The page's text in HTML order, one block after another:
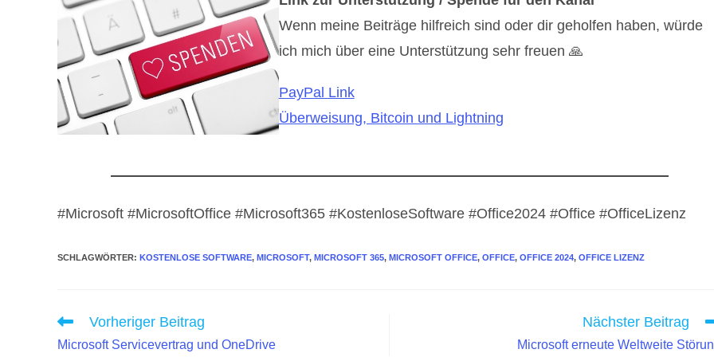
Wenn meine Beiträge hilfreich sind oder dir geholfen haben, würde
ich mich über eine Unterstützung sehr freuen 🙏
PayPal Link
Überweisung, Bitcoin und Lightning
#Microsoft #MicrosoftOffice #Microsoft365 #KostenloseSoftware #Office2024 #Office #OfficeLizenz
SCHLAGWÖRTER: KOSTENLOSE SOFTWARE, MICROSOFT, MICROSOFT 365, MICROSOFT OFFICE, OFFICE, OFFICE 2024, OFFICE LIZENZ
Weitere
ansehen
Vorheriger Beitrag
Microsoft Servicevertrag und OneDrive
Nächster Beitrag
Microsoft erneute Weltweite